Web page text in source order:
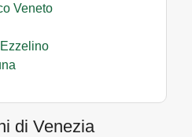
Veneto
di Venezia